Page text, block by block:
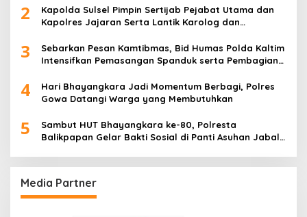
2
Kapolda Sulsel Pimpin Sertijab Pejabat Utama dan
Kapolres Jajaran Serta Lantik Karolog dan
3
Sebarkan Pesan Kamtibmas, Bid Humas Polda Kaltim
Intensifkan Pemasangan Spanduk serta Pembagian
4
Hari Bhayangkara Jadi Momentum Berbagi, Polres
Gowa Datangi Warga yang Membutuhkan
5
Sambut HUT Bhayangkara ke-80, Polresta
Balikpapan Gelar Bakti Sosial di Panti Asuhan Jabal
Media Partner